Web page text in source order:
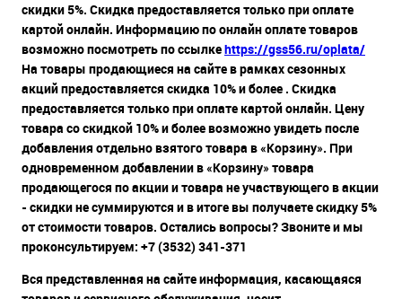
скидки 5%. Скидка предоставляется только при оплате
картой онлайн. Информацию по онлайн оплате товаров
возможно посмотреть по ссылкеhttps://gss56.ru/oplata/
На товары продающиеся на сайте в рамках сезонных
акций предоставляется скидка 10% и более . Скидка
предоставляется только при оплате картой онлайн. Цену
товара со скидкой 10% и более возможно увидеть после
добавления отдельно взятого товара в «Корзину». При
одновременном добавлении в «Корзину» товара
продающегося по акции и товара не участвующего в акции
- скидки не суммируются и в итоге вы получаете скидку 5%
от стоимости товаров. Остались вопросы? Звоните и мы
проконсультируем: +7 (3532) 341-371
Вся представленная на сайте информация, касающаяся